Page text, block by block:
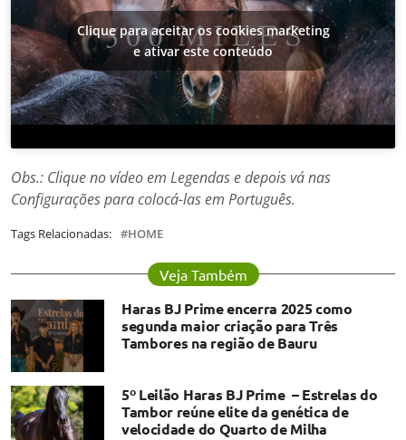
Clique para aceitar os cookies marketing
e ativar este conteúdo
Obs.: Clique no vídeo em Legendas e depois vá nas
Configurações para colocá-las em Português.
Tags Relacionadas: HOME
Veja Também
Haras BJ Prime encerra 2025 como
segunda maior criação para Três
Tambores na região de Bauru
5º Leilão Haras BJ Prime – Estrelas do
Tambor reúne elite da genética de
velocidade do Quarto de Milha